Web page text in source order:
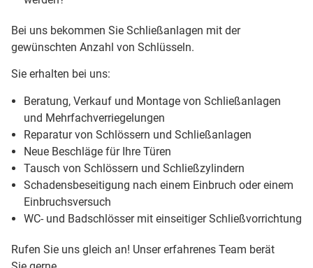
Bei uns bekommen Sie Schließanlagen mit der
gewünschten Anzahl von Schlüsseln.
Sie erhalten bei uns:
Beratung, Verkauf und Montage von Schließanlagen
und Mehrfachverriegelungen
Reparatur von Schlössern und Schließanlagen
Neue Beschläge für Ihre Türen
Tausch von Schlössern und Schließzylindern
Schadensbeseitigung nach einem Einbruch oder einem
Einbruchsversuch
WC- und Badschlösser mit einseitiger Schließvorrichtung
Rufen Sie uns gleich an! Unser erfahrenes Team berät